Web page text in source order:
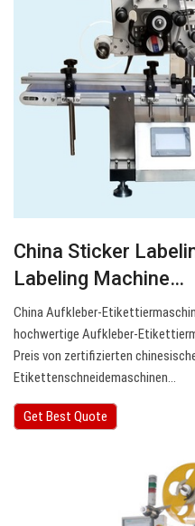
China Sticker
Labeling Machine…
China Aufkleber-
hochwertige Aufkleber-
Preis von zertifizierten
Etikettenschneidemaschinen…
Get Best Quote